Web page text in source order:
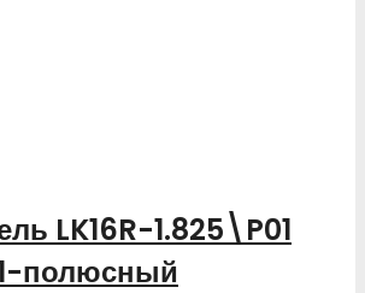
LK16R-1.825\P01
полюсный